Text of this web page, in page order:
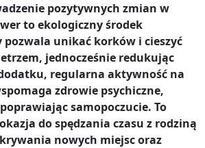
pozytywnych zmian w
to ekologiczny środek
unikać korków i cieszyć
jednocześnie redukując
regularna aktywność na
zdrowie psychiczne,
samopoczucie. To
do spędzania czasu z rodziną
nowych miejsc oraz